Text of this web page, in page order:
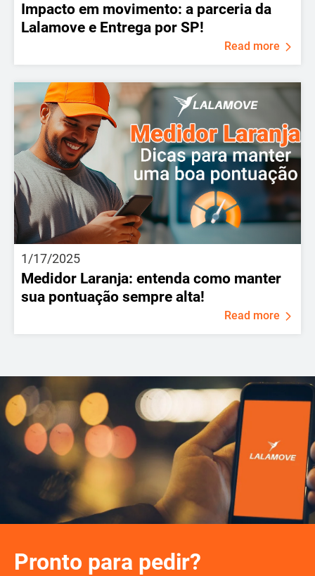
Impacto em movimento: a parceria da
Lalamove e Entrega por SP!
Read more
1/17/2025
Medidor Laranja: entenda como manter
sua pontuação sempre alta!
Read more
Pronto para pedir?